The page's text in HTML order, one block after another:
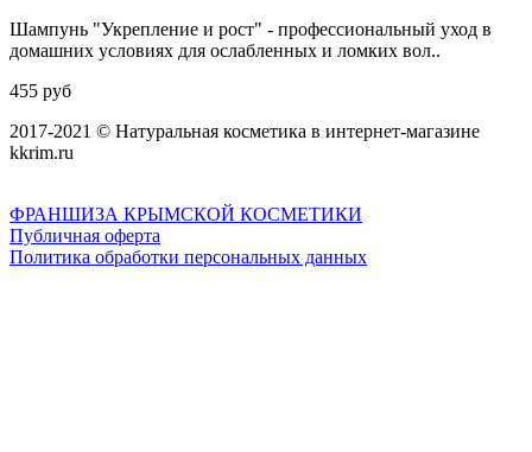
Шампунь "Укрепление и рост" - профессиональный уход в
домашних условиях для ослабленных и ломких вол..
455 руб
2017-2021 © Натуральная косметика в интернет-магазине
kkrim.ru
ФРАНШИЗА КРЫМСКОЙ КОСМЕТИКИ
Публичная оферта
Политика обработки персональных данных